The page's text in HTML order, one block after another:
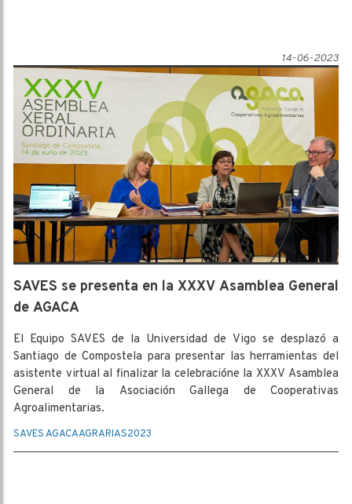
14-06-2023
SAVES se presenta en la XXXV Asamblea General
de AGACA
El Equipo SAVES de la Universidad de Vigo se desplazó a
Santiago de Compostela para presentar las herramientas del
asistente virtual al finalizar la celebracióne la XXXV Asamblea
General de la Asociación Gallega de Cooperativas
Agroalimentarias.
SAVES AGACAAGRARIAS2023